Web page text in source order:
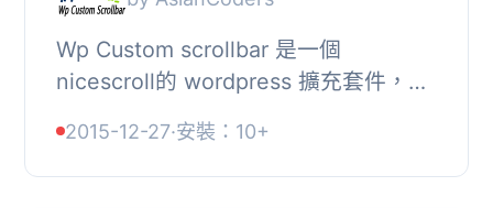
Wp Custom scrollbar 是一個
nicescroll的 wordpress 擴充套件，只
獲得強大的選項面板。, 功能, Wp
Custom scrollbar 的功...
2015-12-27·安裝：10+